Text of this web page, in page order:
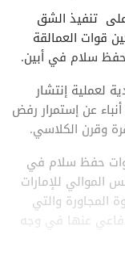
على تنفيذ الشق
قوات العمالقة
حفظ سلام في أبين.
لعملية إنتشار
عن إستمرار رفض
وقرن الكلاسي.
حفظ سلام في
للإمارات
المجاورة والتي
عنها في وجه